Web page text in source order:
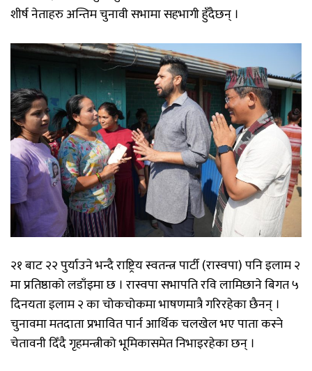
शीर्ष नेताहरु अन्तिम चुनावी सभामा सहभागी हुँदैछन् ।
२१ बाट २२ पुर्याउने भन्दै राष्ट्रिय स्वतन्त्र पार्टी (रास्वपा) पनि इलाम २
मा प्रतिष्ठाको लडाँइमा छ । रास्वपा सभापति रवि लामिछाने बिगत ५
दिनयता इलाम २ का चोकचोकमा भाषणमात्रै गरिरहेका छैनन् ।
चुनावमा मतदाता प्रभावित पार्न आर्थिक चलखेल भए पाता कस्ने
चेतावनी दिँदै गृहमन्त्रीको भूमिकासमेत निभाइरहेका छन् ।